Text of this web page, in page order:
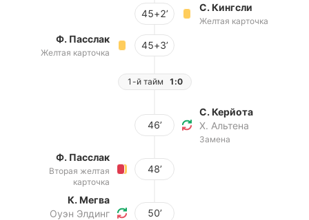
45+2’
С. Кингсли
Желтая карточка
Ф. Пасслак
Желтая карточка
45+3’
1-й тайм 1:0
46’
С. Керйота
Х. Альтена
Замена
Ф. Пасслак
Вторая желтая
карточка
48’
К. Мегва
Оуэн Элдинг
50’